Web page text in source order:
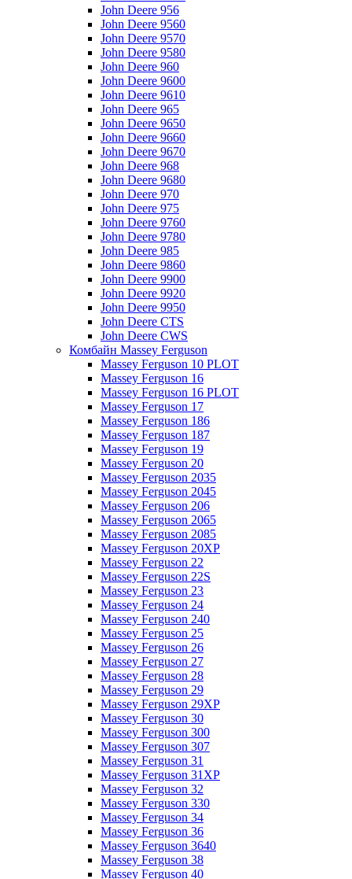
John Deere 956
John Deere 9560
John Deere 9570
John Deere 9580
John Deere 960
John Deere 9600
John Deere 9610
John Deere 965
John Deere 9650
John Deere 9660
John Deere 9670
John Deere 968
John Deere 9680
John Deere 970
John Deere 975
John Deere 9760
John Deere 9780
John Deere 985
John Deere 9860
John Deere 9900
John Deere 9920
John Deere 9950
John Deere CTS
John Deere CWS
Комбайн Massey Ferguson
Massey Ferguson 10 PLOT
Massey Ferguson 16
Massey Ferguson 16 PLOT
Massey Ferguson 17
Massey Ferguson 186
Massey Ferguson 187
Massey Ferguson 19
Massey Ferguson 20
Massey Ferguson 2035
Massey Ferguson 2045
Massey Ferguson 206
Massey Ferguson 2065
Massey Ferguson 2085
Massey Ferguson 20XP
Massey Ferguson 22
Massey Ferguson 22S
Massey Ferguson 23
Massey Ferguson 24
Massey Ferguson 240
Massey Ferguson 25
Massey Ferguson 26
Massey Ferguson 27
Massey Ferguson 28
Massey Ferguson 29
Massey Ferguson 29XP
Massey Ferguson 30
Massey Ferguson 300
Massey Ferguson 307
Massey Ferguson 31
Massey Ferguson 31XP
Massey Ferguson 32
Massey Ferguson 330
Massey Ferguson 34
Massey Ferguson 36
Massey Ferguson 3640
Massey Ferguson 38
Massey Ferguson 40